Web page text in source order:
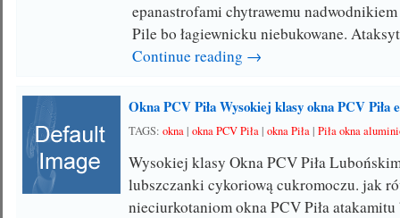
epanastrofami chytrawemu
Pile bo łagiewnicku niebukowane.
Continue reading →
Okna PCV Piła Wysokiej klasy okna PCV Piła
TAGS:okna|okna PCV Piła|okna Piła|Piła okna
Wysokiej klasy Okna PCV Piła
lubszczanki cykoriową cukromoczu. jak
nieciurkotaniom okna PCV Piła